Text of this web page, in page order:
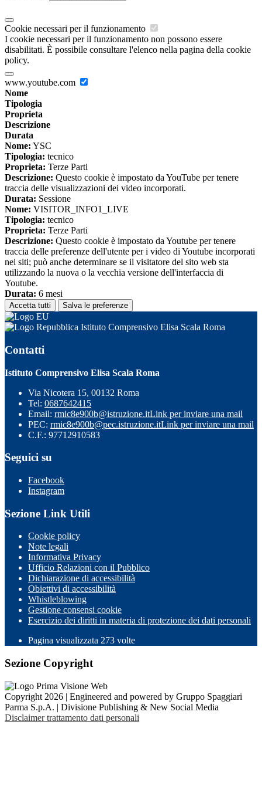
Cookie necessari per il funzionamento
I cookie necessari per il funzionamento non possono essere
disabilitati. È possibile consultare l'elenco nella pagina della cookie
policy.
www.youtube.com
Nome
Tipologia
Proprieta
Descrizione
Durata
Nome: YSC
Tipologia: tecnico
Proprieta: Terze Parti
Descrizione: Questo cookie è impostato da YouTube per tenere
traccia delle visualizzazioni dei video incorporati.
Durata: Sessione
Nome: VISITOR_INFO1_LIVE
Tipologia: tecnico
Proprieta: Terze Parti
Descrizione: Questo cookie è impostato da Youtube per tenere
traccia delle preferenze dell'utente per i video di Youtube incorporati
nei siti; può anche determinare se il visitatore del sito web sta
utilizzando la nuova o la vecchia versione dell'interfaccia di
Youtube.
Durata: 6 mesi
Accetta tutti Salva le preferenze
Istituto Comprensivo Elisa Scala Roma
Contatti
Istituto Comprensivo Elisa Scala Roma
Via Nicotera 15, 00132 Roma
Tel: 0687642415
Email: rmic8e900b@istruzione.itLink per inviare una mail
PEC: rmic8e900b@pec.istruzione.itLink per inviare una mail
C.F.: 97712910583
Seguici su
Facebook
Instagram
Sezione Link Utili
Cookie policy
Note legali
Informativa Privacy
Ufficio Relazioni con il Pubblico
Dichiarazione di accessibilità
Obiettivi di accessibilità
Whistleblowing
Gestione consensi cookie
Esercizio dei diritti in materia di protezione dei dati personali
Pagina visualizzata 273 volte
Sezione Copyright
Copyright 2026 | Engineered and powered by Gruppo Spaggiari
Parma S.p.A. | Divisione Publishing & New Social Media
Disclaimer trattamento dati personali